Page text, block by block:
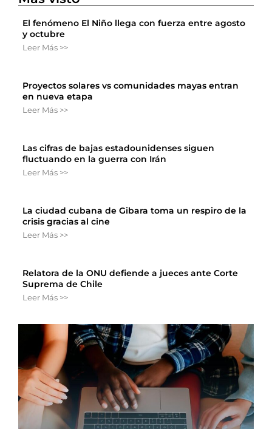
El fenómeno El Niño llega con fuerza entre agosto
y octubre
Leer Más >>
Proyectos solares vs comunidades mayas entran
en nueva etapa
Leer Más >>
Las cifras de bajas estadounidenses siguen
fluctuando en la guerra con Irán
Leer Más >>
La ciudad cubana de Gibara toma un respiro de la
crisis gracias al cine
Leer Más >>
Relatora de la ONU defiende a jueces ante Corte
Suprema de Chile
Leer Más >>